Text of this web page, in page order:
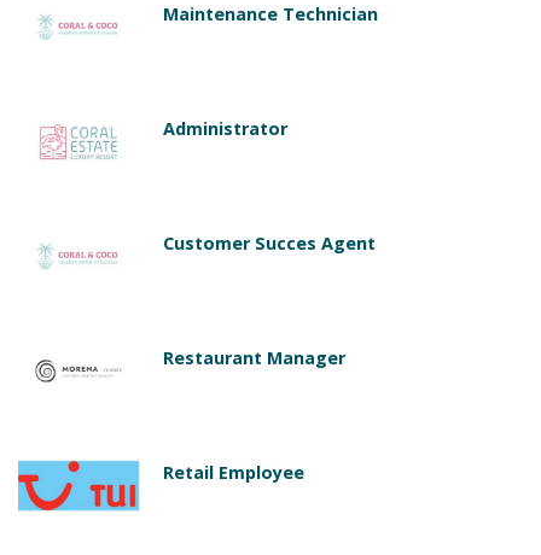
Maintenance Technician
Administrator
Customer Succes Agent
Restaurant Manager
Retail Employee